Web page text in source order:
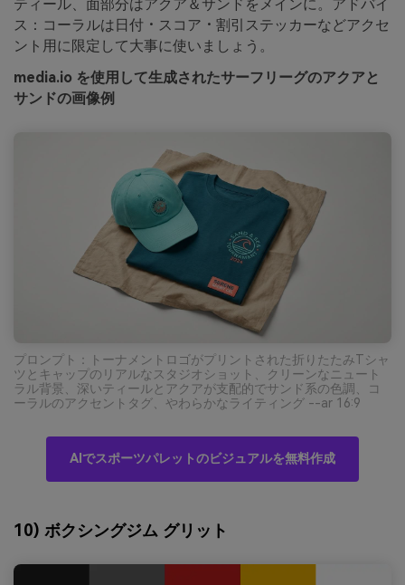
ティール、面部分はアクア＆サンドをメインに。アドバイ
ス：コーラルは日付・スコア・割引ステッカーなどアクセ
ント用に限定して大事に使いましょう。
media.io を使用して生成されたサーフリーグのアクアと
サンドの画像例
プロンプト：トーナメントロゴがプリントされた折りたたみTシャ
ツとキャップのリアルなスタジオショット、クリーンなニュート
ラル背景、深いティールとアクアが支配的でサンド系の色調、コ
ーラルのアクセントタグ、やわらかなライティング --ar 16:9
AIでスポーツパレットのビジュアルを無料作成
10) ボクシングジム グリット